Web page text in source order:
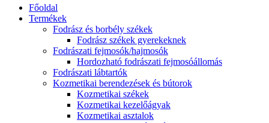
Főoldal
Termékek
Fodrász és borbély székek
Fodrász székek gyerekeknek
Fodrászati fejmosók/hajmosók
Hordozható fodrászati fejmosóállomás
Fodrászati lábtartók
Kozmetikai berendezések és bútorok
Kozmetikai székek
Kozmetikai kezelőágyak
Kozmetikai asztalok